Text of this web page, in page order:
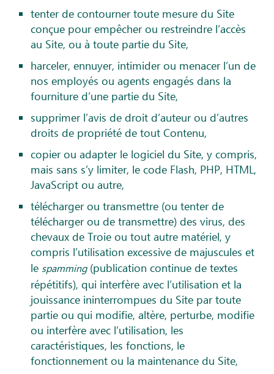
tenter de contourner toute mesure du Site
conçue pour empêcher ou restreindre l’accès
au Site, ou à toute partie du Site,
harceler, ennuyer, intimider ou menacer l’un de
nos employés ou agents engagés dans la
fourniture d’une partie du Site,
supprimer l’avis de droit d’auteur ou d’autres
droits de propriété de tout Contenu,
copier ou adapter le logiciel du Site, y compris,
mais sans s’y limiter, le code Flash, PHP, HTML,
JavaScript ou autre,
télécharger ou transmettre (ou tenter de
télécharger ou de transmettre) des virus, des
chevaux de Troie ou tout autre matériel, y
compris l’utilisation excessive de majuscules et
le spamming(publication continue de textes
répétitifs), qui interfère avec l’utilisation et la
jouissance ininterrompues du Site par toute
partie ou qui modifie, altère, perturbe, modifie
ou interfère avec l’utilisation, les
caractéristiques, les fonctions, le
fonctionnement ou la maintenance du Site,